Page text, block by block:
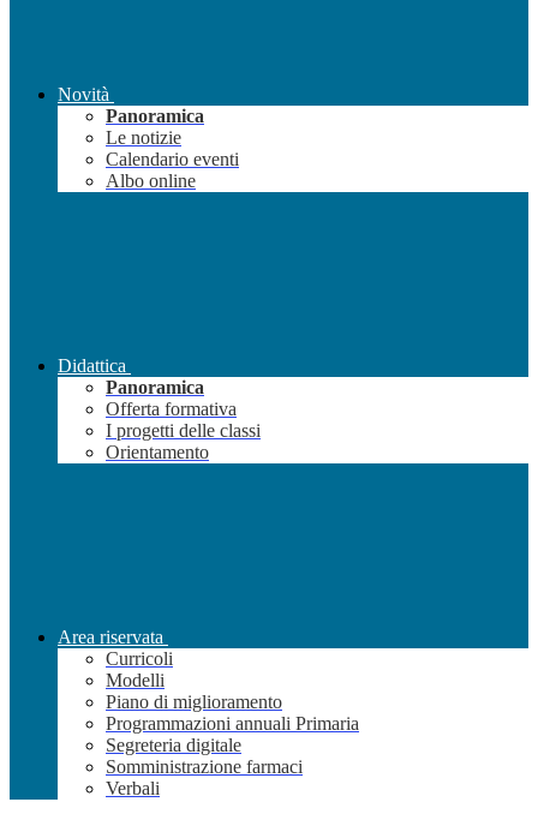
Novità
Panoramica
Le notizie
Calendario eventi
Albo online
Didattica
Panoramica
Offerta formativa
I progetti delle classi
Orientamento
Area riservata
Curricoli
Modelli
Piano di miglioramento
Programmazioni annuali Primaria
Segreteria digitale
Somministrazione farmaci
Verbali